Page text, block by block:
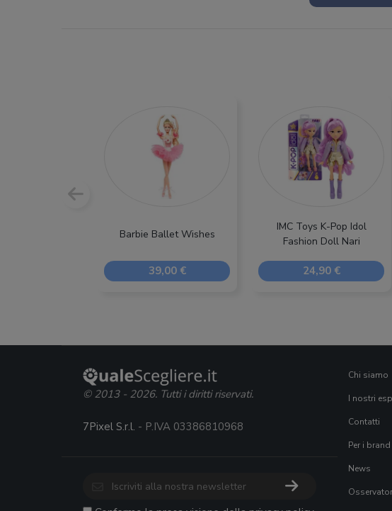
Barbie Ballet Wishes
39,00 €
IMC Toys K-Pop Idol
Fashion Doll Nari
24,90 €
© 2013 - 2026. Tutti i diritti riservati.
7Pixel S.r.l. - P.IVA 03386810968
Chi siamo
I nostri
Contatti
Per i brand
News